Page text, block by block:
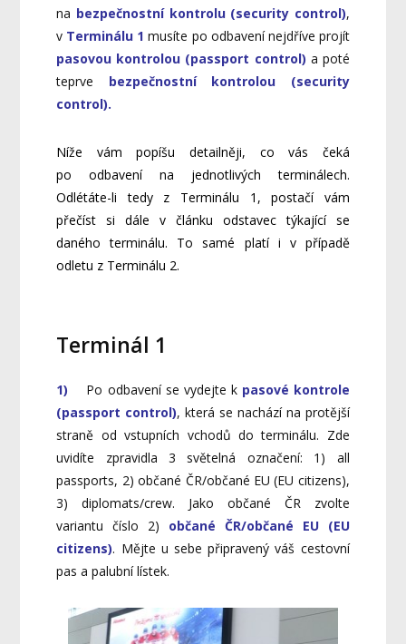
na bezpečnostní kontrolu (security control),
v Terminálu 1 musíte po odbavení nejdříve projít
pasovou kontrolou (passport control) a poté
teprve bezpečnostní kontrolou (security
control).
Níže vám popíšu detailněji, co vás čeká
po odbavení na jednotlivých terminálech.
Odlétáte-li tedy z Terminálu 1, postačí vám
přečíst si dále v článku odstavec týkající se
daného terminálu. To samé platí i v případě
odletu z Terminálu 2.
Terminál 1
1) Po odbavení se vydejte k pasové kontrole
(passport control), která se nachází na protější
straně od vstupních vchodů do terminálu. Zde
uvidíte zpravidla 3 světelná označení: 1) all
passports, 2) občané ČR/občané EU (EU citizens),
3) diplomats/crew. Jako občané ČR zvolte
variantu číslo 2) občané ČR/občané EU (EU
citizens). Mějte u sebe připravený váš cestovní
pas a palubní lístek.